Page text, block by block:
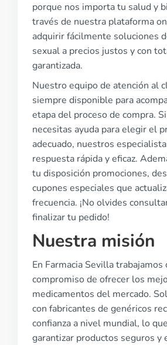
porque nos importa tu salud y
través de nuestra plataforma
adquirir fácilmente soluciones
sexual a precios justos y con
garantizada.
Nuestro equipo de atención al
siempre disponible para
etapa del proceso de compra.
necesitas ayuda para elegir el
adecuado, nuestros
respuesta rápida y eficaz.
tu disposición promociones,
cupones especiales que
frecuencia. ¡No olvides
finalizar tu pedido!
Nuestra misión
En Farmacia Sevilla trabajamos
compromiso de ofrecer los
medicamentos del mercado.
con fabricantes de genéricos
confianza a nivel mundial, lo
garantizar productos seguros y